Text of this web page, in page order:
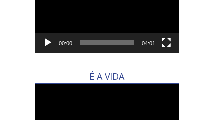
00:00 04:01
É A VIDA